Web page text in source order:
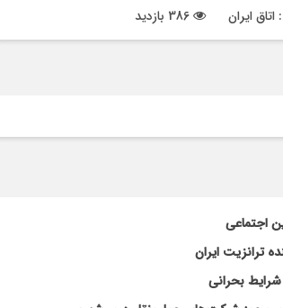
اتاق ایران
اجتماعی
ترانزیت ایران
بحرانی